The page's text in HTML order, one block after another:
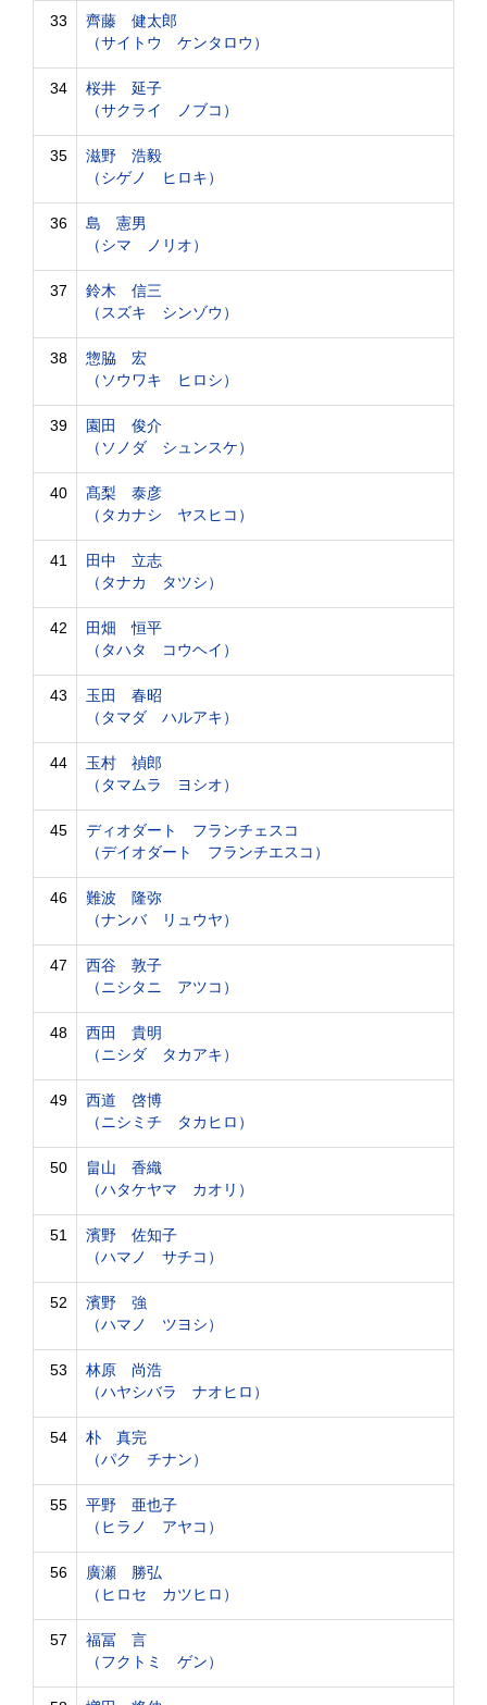
33
齊藤 健太郎
（サイトウ ケンタロウ）
34
桜井 延子
（サクライ ノブコ）
35
滋野 浩毅
（シゲノ ヒロキ）
36
島 憲男
（シマ ノリオ）
37
鈴木 信三
（スズキ シンゾウ）
38
惣脇 宏
（ソウワキ ヒロシ）
39
園田 俊介
（ソノダ シュンスケ）
40
髙梨 泰彦
（タカナシ ヤスヒコ）
41
田中 立志
（タナカ タツシ）
42
田畑 恒平
（タハタ コウヘイ）
43
玉田 春昭
（タマダ ハルアキ）
44
玉村 禎郎
（タマムラ ヨシオ）
45
ディオダート フランチェスコ
（デイオダート フランチエスコ）
46
難波 隆弥
（ナンバ リュウヤ）
47
西谷 敦子
（ニシタニ アツコ）
48
西田 貴明
（ニシダ タカアキ）
49
西道 啓博
（ニシミチ タカヒロ）
50
畠山 香織
（ハタケヤマ カオリ）
51
濱野 佐知子
（ハマノ サチコ）
52
濱野 強
（ハマノ ツヨシ）
53
林原 尚浩
（ハヤシバラ ナオヒロ）
54
朴 真完
（パク チナン）
55
平野 亜也子
（ヒラノ アヤコ）
56
廣瀬 勝弘
（ヒロセ カツヒロ）
57
福冨 言
（フクトミ ゲン）